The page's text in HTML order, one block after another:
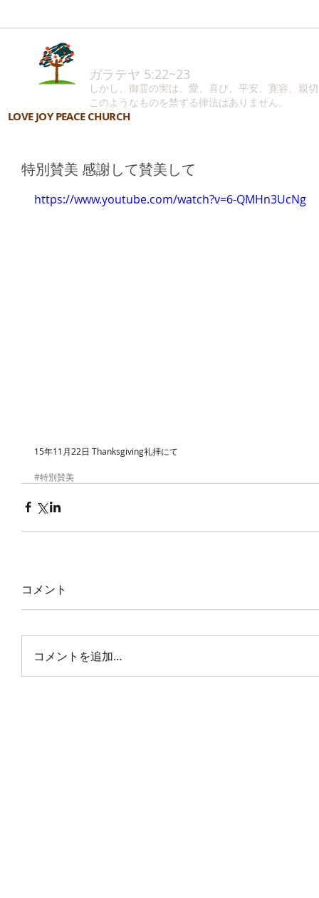
LOVE JOY PEACE CHURCH
ガラテヤ 5:22~23
しかし、御霊の実は、愛、喜び、平安、寛容、親
このようなものを禁ずる律法はありません。
特別賛美 感謝して賛美して
https://www.youtube.com/watch?v=6-QMHn3UcNg
15年11月22日 Thanksgiving礼拝にて
#特別賛美
コメント
コメントを追加…